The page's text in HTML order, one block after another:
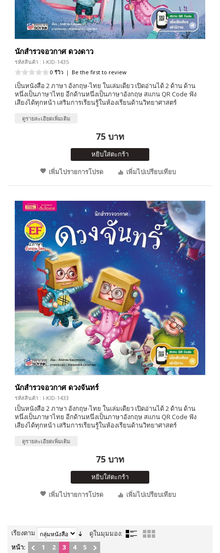
นักสำรวจอวกาศ ดวงดาว
รหัสสินค้า : I-KID-1435
0 รีวิว | Be the first to review
เป็นหนังสือ 2 ภาษา อังกฤษ-ไทย ในเล่มเดียว เปิดอ่านได้ 2 ด้าน ด้าน
หนึ่งเป็นภาษาไทย อีกด้านหนึ่งเป็นภาษาอังกฤษ สแกน QR Code ฟัง
เสียงได้ทุกหน้า เสริมการเรียนรู้ในห้องเรียนด้านวิทยาศาสตร์
ดูรายละเอียดเพิ่มเติม
75 บาท
หยิบใส่ตะกร้า
เพิ่มไปรายการโปรด
เพิ่มไปเปรียบเทียบ
นักสำรวจอวกาศ ดวงจันทร์
รหัสสินค้า : I-KID-1433
เป็นหนังสือ 2 ภาษา อังกฤษ-ไทย ในเล่มเดียว เปิดอ่านได้ 2 ด้าน ด้าน
หนึ่งเป็นภาษาไทย อีกด้านหนึ่งเป็นภาษาอังกฤษ สแกน QR Code ฟัง
เสียงได้ทุกหน้า เสริมการเรียนรู้ในห้องเรียนด้านวิทยาศาสตร์
ดูรายละเอียดเพิ่มเติม
75 บาท
หยิบใส่ตะกร้า
เพิ่มไปรายการโปรด
เพิ่มไปเปรียบเทียบ
เรียงตาม
ดูในมุมมอง:
หน้า:
1 2 3 4 5